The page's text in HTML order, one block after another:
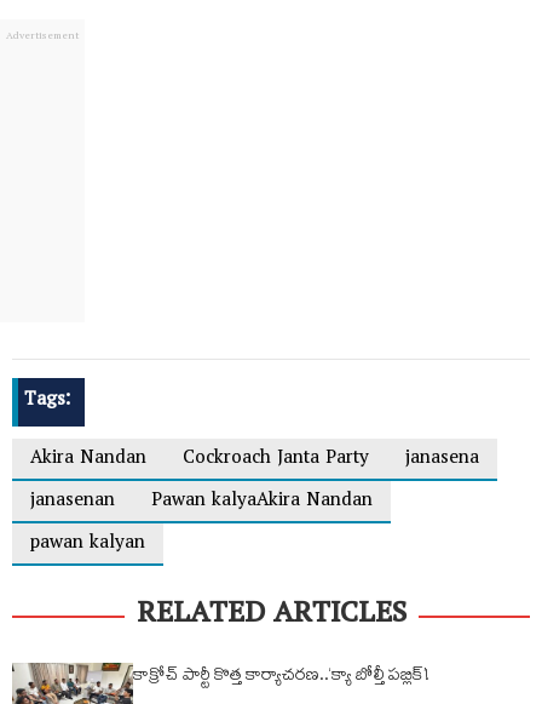
Tags:
Akira Nandan
Cockroach Janta Party
janasena
janasenan
Pawan kalyaAkira Nandan
pawan kalyan
RELATED ARTICLES
కాక్రోచ్ పార్టీ కొత్త కార్యాచరణ..‘క్యా బోల్తీ పబ్లిక్’!